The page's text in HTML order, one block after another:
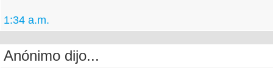
1:34 a.m.
Anónimo dijo...